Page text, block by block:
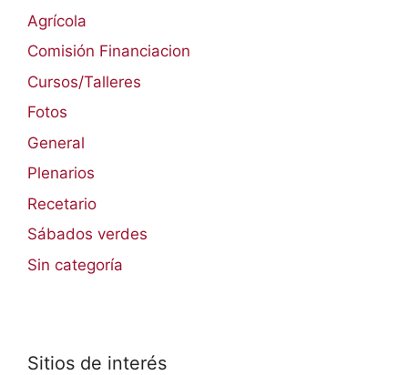
Agrícola
Comisión Financiacion
Cursos/Talleres
Fotos
General
Plenarios
Recetario
Sábados verdes
Sin categoría
Sitios de interés